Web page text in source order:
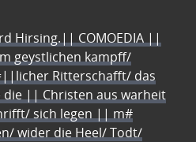
Hirsing.|| COMOEDIA ||
geystlichen kampff/
Ritterschafft/ das
die || Christen aus warheit
sich legen || m#
wider die Heel/ Todt/